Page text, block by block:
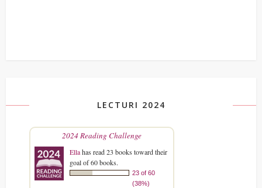
LECTURI 2024
2024 Reading Challenge
Ellahas read 23 books toward their
goal of 60 books.
23 of 60
(38%)